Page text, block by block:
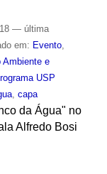
— última
em: Evento,
Ambiente e
USP
, capa
da Água" no
Alfredo Bosi